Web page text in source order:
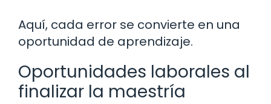
Aquí, cada error se convierte en una
oportunidad de aprendizaje.
Oportunidades laborales al
finalizar la maestría